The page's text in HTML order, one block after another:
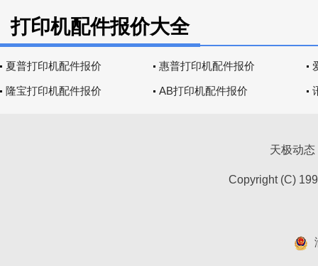
打印机配件报价大全
夏普打印机配件报价 惠普打印机配件报价
隆宝打印机配件报价 AB打印机配件报价
天极动态
Copyright (C)